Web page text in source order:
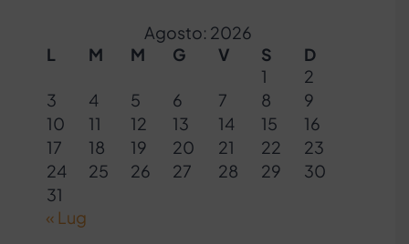
Agosto: 2026
L
M M G V S
D
1
2
3
4 5 6 7 8
9
10
11 12 13 14 15
16
17
18 19 20 21 22
23
24
25 26 27 28 29
30
31
« Lug